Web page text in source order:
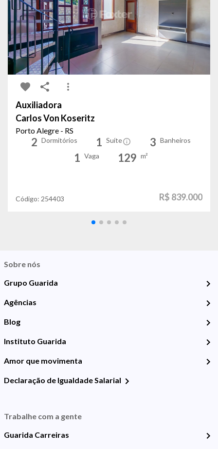
Auxiliadora
Carlos Von Koseritz
Porto Alegre - RS
2 Dormitórios 1 Suíte 3 Banheiros
1 Vaga 129 m²
Código: 254403 R$ 839.000
Sobre nós
Grupo Guarida
Agências
Blog
Instituto Guarida
Amor que movimenta
Declaração de Igualdade Salarial
Trabalhe com a gente
Guarida Carreiras